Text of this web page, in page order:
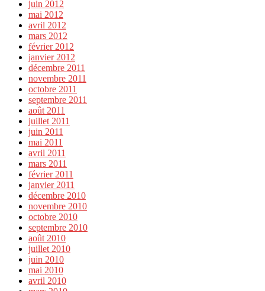
juin 2012
mai 2012
avril 2012
mars 2012
février 2012
janvier 2012
décembre 2011
novembre 2011
octobre 2011
septembre 2011
août 2011
juillet 2011
juin 2011
mai 2011
avril 2011
mars 2011
février 2011
janvier 2011
décembre 2010
novembre 2010
octobre 2010
septembre 2010
août 2010
juillet 2010
juin 2010
mai 2010
avril 2010